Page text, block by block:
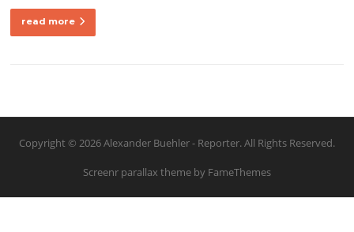
read more
Copyright © 2026 Alexander Buehler - Reporter. All Rights Reserved.
Screenr parallax theme by FameThemes